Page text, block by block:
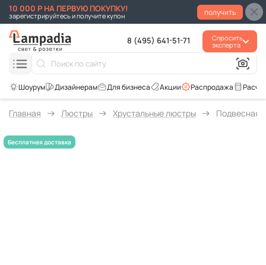
10 000 Р НА ПЕРВУЮ ПОКУПКУ!
зарегистрируйтесь и получите купон получить
8 (495) 641-51-71
Спросить
эксперта
Распродажа
Акции
Для бизнеса
Главная Люстры Хрустальные люстры Подвесная